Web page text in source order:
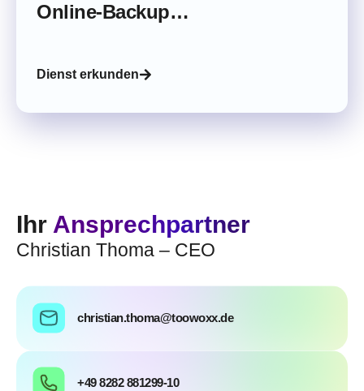
Online-Backup
Dienst erkunden
Ihr Ansprechpartner
Christian Thoma – CEO
christian.thoma@toowoxx.de
+49 8282 881299-10